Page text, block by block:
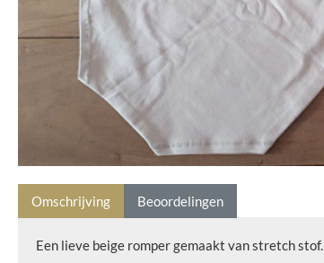
Omschrijving Beoordelingen
Een lieve beige romper gemaakt van stretch stof.